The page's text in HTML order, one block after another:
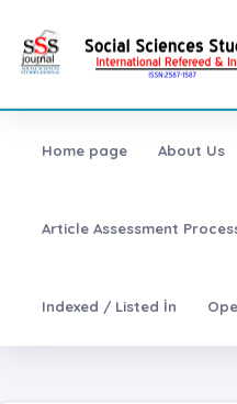
Home page About Us
Article Assessment
Indexed / Listed İn